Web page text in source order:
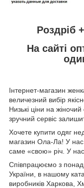
Роздріб
На сайті
Інтернет-магазин
величезний вибір
Низькі ціни на
зручний сервіс
Хочете купити одяг
магазин Ола-Ла! У нас
саме «свою» річ. У
Співпрацюємо з
України, в нашому
виробників Харкова,